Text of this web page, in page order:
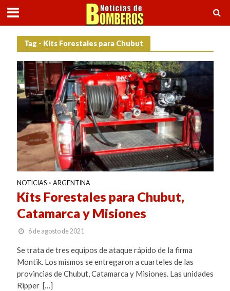
Tag - Kits Forestales para Chubut
NOTICIAS • ARGENTINA
Kits Forestales para Chubut,
Catamarca y Misiones
6 de agosto de 2021
Se trata de tres equipos de ataque rápido de la firma
Montik. Los mismos se entregaron a cuarteles de las
provincias de Chubut, Catamarca y Misiones. Las unidades
Ripper […]